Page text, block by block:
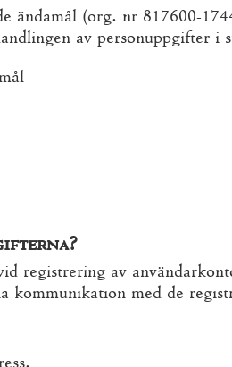
(org. nr 817600-
av personuppgifter i
registrering av
kommunikation med de